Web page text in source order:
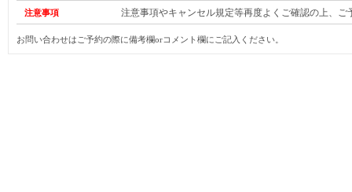
注意事項 注意事項やキャンセル規定等再度よくご確認の上、ご
お問い合わせはご予約の際に備考欄orコメント欄にご記入ください。